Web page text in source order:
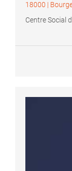
18000 |
Centre Social